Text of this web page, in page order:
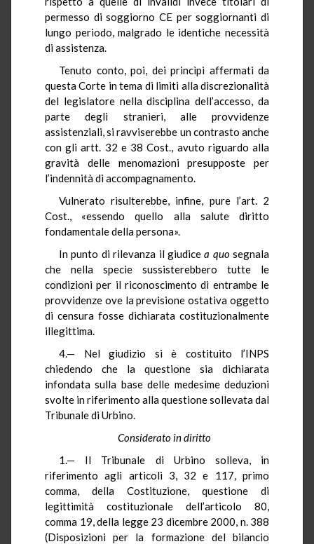
permesso di soggiorno CE per soggiornanti di
lungo periodo, malgrado le identiche necessità
di assistenza.
Tenuto conto, poi, dei princìpi affermati da
questa Corte in tema di limiti alla discrezionalità
del legislatore nella disciplina dell’accesso, da
parte degli stranieri, alle provvidenze
assistenziali, si ravviserebbe un contrasto anche
con gli artt. 32 e 38 Cost., avuto riguardo alla
gravità delle menomazioni presupposte per
l’indennità di accompagnamento.
Vulnerato risulterebbe, infine, pure l’art. 2
Cost., «essendo quello alla salute diritto
fondamentale della persona».
In punto di rilevanza il giudicea quosegnala
che nella specie sussisterebbero tutte le
condizioni per il riconoscimento di entrambe le
provvidenze ove la previsione ostativa oggetto
di censura fosse dichiarata costituzionalmente
illegittima.
4.— Nel giudizio si è costituito l’INPS
chiedendo che la questione sia dichiarata
infondata sulla base delle medesime deduzioni
svolte in riferimento alla questione sollevata dal
Tribunale di Urbino.
Considerato in diritto
1.— Il Tribunale di Urbino solleva, in
riferimento agli articoli 3, 32 e 117, primo
comma, della Costituzione, questione di
legittimità costituzionale dell’articolo 80,
comma 19, della legge 23 dicembre 2000, n. 388
(Disposizioni per la formazione del bilancio